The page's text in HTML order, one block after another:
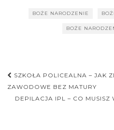
BOŻE NARODZENIE
BOŻE
Nawigacja
postu
SZKOŁA POLICEALNA – JAK
ZAWODOWE BEZ MATURY
DEPILACJA IPL – CO